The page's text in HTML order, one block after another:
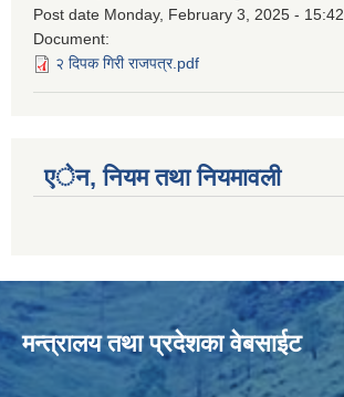
Post date Monday, February 3, 2025 - 15:42
Document:
२ दिपक गिरी राजपत्र.pdf
एेन, नियम तथा नियमावली
मन्त्रालय तथा प्रदेशका वेबसाईट